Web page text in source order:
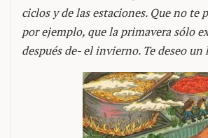
ciclos y de las estaciones. Que no te
por ejemplo, que la primavera sólo
después de- el invierno. Te deseo un